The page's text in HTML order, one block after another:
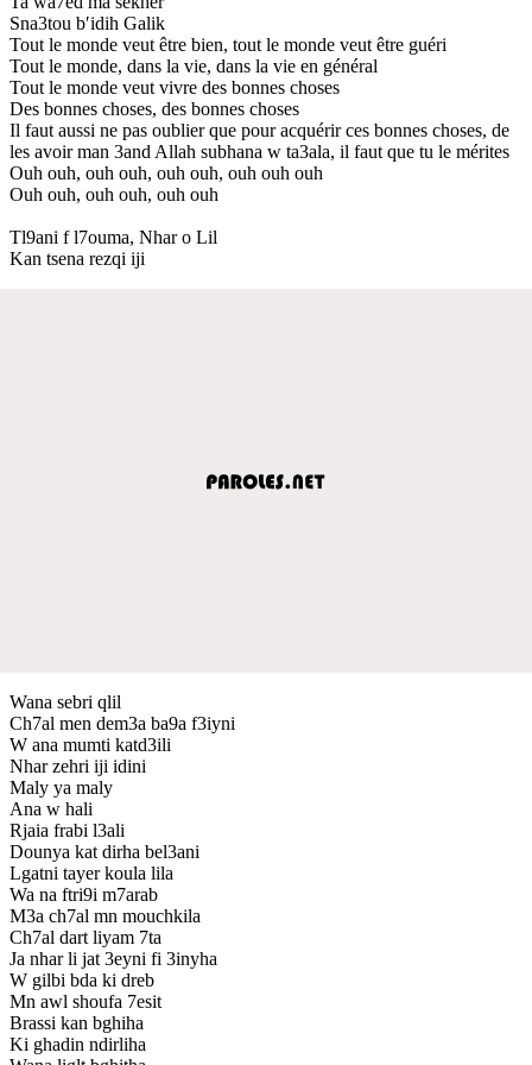
Sna3tou b′idih Galik
Tout le monde veut être bien, tout le monde veut être guéri
Tout le monde, dans la vie, dans la vie en général
Tout le monde veut vivre des bonnes choses
Des bonnes choses, des bonnes choses
Il faut aussi ne pas oublier que pour acquérir ces bonnes choses, de
les avoir man 3and Allah subhana w ta3ala, il faut que tu le mérites
Ouh ouh, ouh ouh, ouh ouh, ouh ouh ouh
Ouh ouh, ouh ouh, ouh ouh
Tl9ani f l7ouma, Nhar o Lil
Kan tsena rezqi iji
Wana sebri qlil
Ch7al men dem3a ba9a f3iyni
W ana mumti katd3ili
Nhar zehri iji idini
Maly ya maly
Ana w hali
Rjaia frabi l3ali
Dounya kat dirha bel3ani
Lgatni tayer koula lila
Wa na ftri9i m7arab
M3a ch7al mn mouchkila
Ch7al dart liyam 7ta
Ja nhar li jat 3eyni fi 3inyha
W gilbi bda ki dreb
Mn awl shoufa 7esit
Brassi kan bghiha
Ki ghadin ndirliha